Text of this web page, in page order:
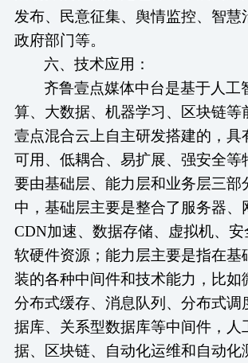
发布、民意征集、舆情监控、智慧
政府部门等。
六、技术应用：
齐鲁壹点媒体中台是基于人工
算、大数据、机器学习、区块链等
壹点混合云上自主研发搭建的，具
可用、低耦合、易扩展、强安全等
要由基础层、能力层和业务层三部
中，基础层主要是整合了服务器、
CDN加速、数据存储、虚拟机、
软硬件资源；能力层主要是指在基
装的各种中间件和技术能力，比如
分布式缓存、消息队列、分布式调
据库、关系型数据库等中间件，人
据、区块链、自动化运维和自动化